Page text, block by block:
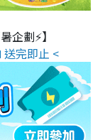
企劃⚡】
送完即止 <